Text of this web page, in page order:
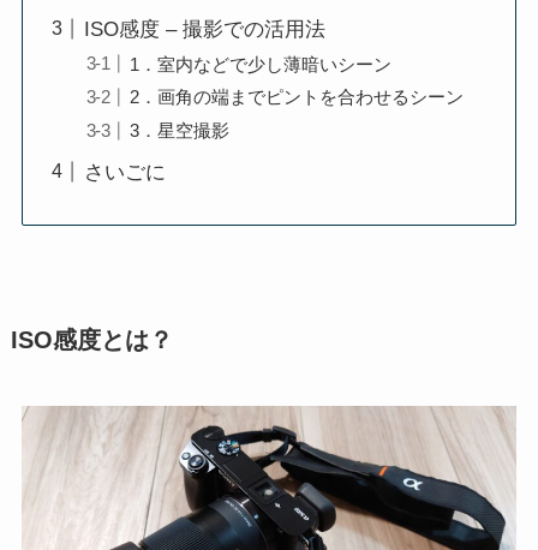
ISO感度 – 撮影での活用法
1．室内などで少し薄暗いシーン
2．画角の端までピントを合わせるシーン
3．星空撮影
さいごに
ISO感度とは？